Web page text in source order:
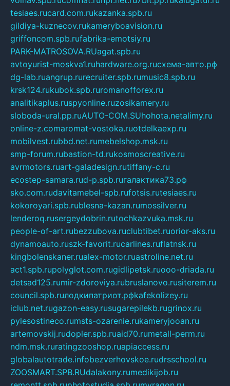
tesiaes.rucard.com.rukazanka.spb.ru
gildiya-kuznecov.rukameryboavision.ru
griffoncom.spb.rufabrika-emotsiy.ru
PARK-MATROSOVA.RUagat.spb.ru
avtoyurist-moskva1.ruhardware.org.ruсхема-авто.рф
dg-lab.ruangrup.rurecruiter.spb.rumusic8.spb.ru
krsk124.rukubok.spb.ruromanofforex.ru
analitikaplus.ruspyonline.ruzosikamery.ru
sloboda-ural.pp.ruAUTO-COM.SUhohota.netalimy.ru
online-z.comaromat-vostoka.ruotdelkaexp.ru
mobilvest.rubbd.net.rumebelshop.msk.ru
smp-forum.rubastion-td.rukosmoscreative.ru
avrmotors.ruart-galadesign.rutiffany-c.ru
ecostep-samara.rud-p.spb.ruгалактика73.рф
sko.com.rudavitamebel-spb.rufotsis.rutesiaes.ru
kokoroyari.spb.rublesna-kazan.rumossilver.ru
lenderoq.rusergeydobrin.rutochkazvuka.msk.ru
people-of-art.rubezzubova.ruclubtibet.ruorior-aks.ru
dynamoauto.ruszk-favorit.rucarlines.ruflatnsk.ru
kingbolenskaner.rualex-motor.ruastroline.net.ru
act1.spb.rupolyglot.com.rugidlipetsk.ruooo-driada.ru
detsad125.rumir-zdoroviya.rubruslanovo.rusiterem.ru
council.spb.ruлодкипатриот.рфkafekolizey.ru
iclub.net.rugazon-easy.rusugarepilekb.rugrinox.ru
pylesostineco.rumsts-ozarenie.rukameryjooan.ru
artemovskij.rudopler.spb.ruaid70.rumetall-perm.ru
ndm.msk.ruratingzooshop.ruapiaccess.ru
globalautotrade.infobezverhovskoe.rudrsschool.ru
ZOOSMART.SPB.RUdalakony.rumedikijob.ru